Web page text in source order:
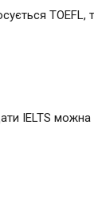
TOEFL,
IELTS можна